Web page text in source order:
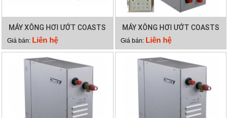
MÁY XÔNG HƠI ƯỚT COASTS
KSB 180
Giá bán: Liên hệ
MÁY XÔNG HƠI ƯỚT COASTS
KSB 150
Giá bán: Liên hệ